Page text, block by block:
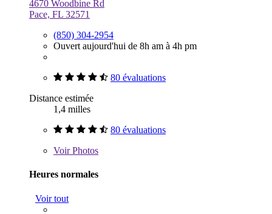
4670 Woodbine Rd
Pace, FL 32571
(850) 304-2954
Ouvert aujourd'hui de 8h am à 4h pm
80 évaluations
Distance estimée
1,4 milles
80 évaluations
VoirPhotos
Heures normales
Voir tout